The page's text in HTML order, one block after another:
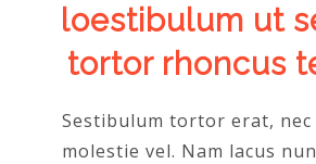
loestibulum ut
tortor rhoncus
Sestibulum tortor erat,
molestie vel. Nam lacus